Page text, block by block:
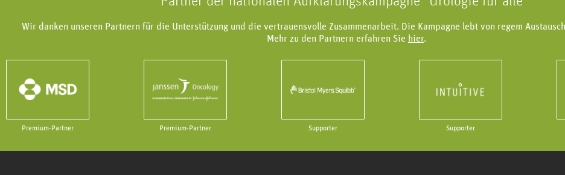
Wir danken unseren Partnern für die Unterstützung und die vertrauensvolle Zusammenarbeit. Die Kampagne lebt von regem
Mehr zu den Partnern erfahren Sie hier.
Premium-Partner Premium-Partner Supporter Supporter